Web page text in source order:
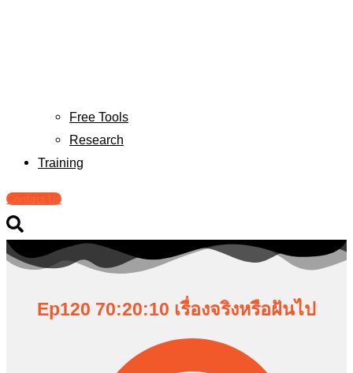
Free Tools
Research
Training
Contact Us
Ep120 70:20:10 เรื่องจริงหรือฝันไป